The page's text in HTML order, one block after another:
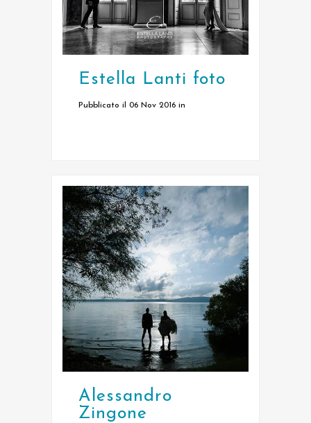
Estella Lanti foto
Pubblicato il 06 Nov 2016 in
Alessandro
Zingone